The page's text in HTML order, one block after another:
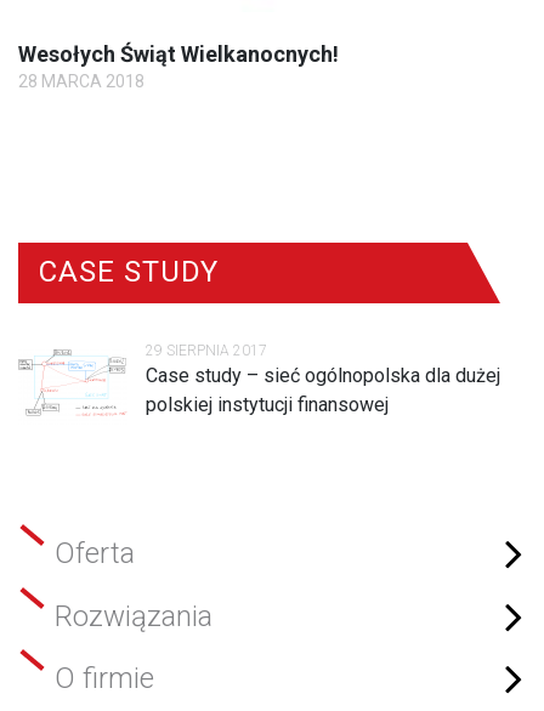
Wesołych Świąt Wielkanocnych!
28 MARCA 2018
CASE STUDY
29 SIERPNIA 2017
Case study – sieć ogólnopolska dla dużej
polskiej instytucji finansowej
Oferta
Rozwiązania
O firmie